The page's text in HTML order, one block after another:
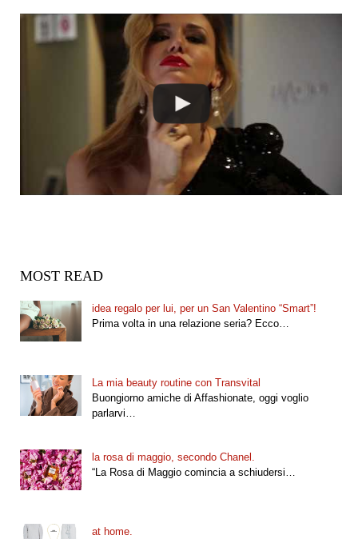
MOST READ
idea regalo per lui, per un San Valentino “Smart”!
Prima volta in una relazione seria? Ecco…
La mia beauty routine con Transvital
Buongiorno amiche di Affashionate, oggi voglio
parlarvi…
la rosa di maggio, secondo Chanel.
“La Rosa di Maggio comincia a schiudersi…
at home.